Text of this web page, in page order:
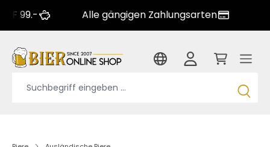
Alle gängigen Zahlungsarten